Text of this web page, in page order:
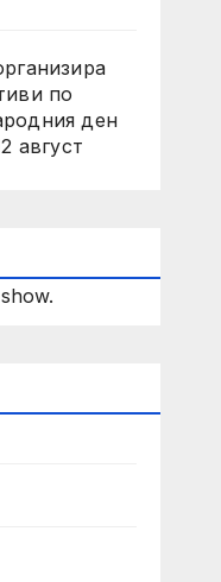
по
ден
август